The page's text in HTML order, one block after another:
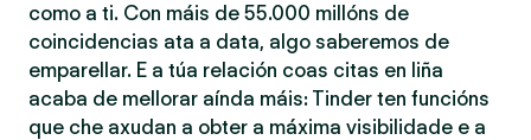
como a ti. Con máis de 55.000 millóns de
coincidencias ata a data, algo saberemos de
emparellar. E a túa relación coas citas en liña
acaba de mellorar aínda máis: Tinder ten funcións
que che axudan a obter a máxima visibilidade e a